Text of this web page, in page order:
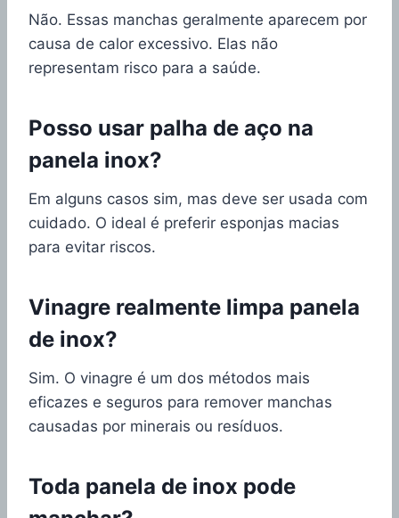
Não. Essas manchas geralmente aparecem por
causa de calor excessivo. Elas não
representam risco para a saúde.
Posso usar palha de aço na
panela inox?
Em alguns casos sim, mas deve ser usada com
cuidado. O ideal é preferir esponjas macias
para evitar riscos.
Vinagre realmente limpa panela
de inox?
Sim. O vinagre é um dos métodos mais
eficazes e seguros para remover manchas
causadas por minerais ou resíduos.
Toda panela de inox pode